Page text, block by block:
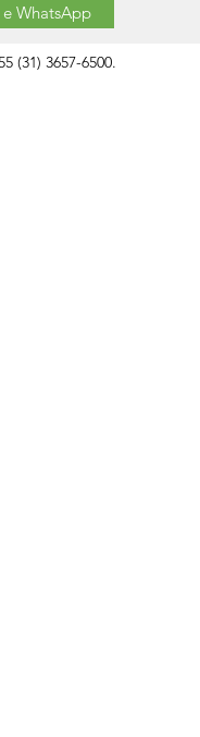
e WhatsApp
(31) 3657-6500.